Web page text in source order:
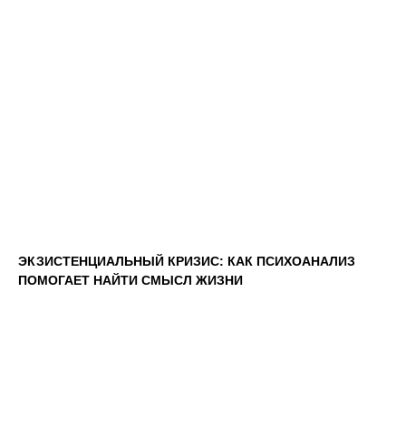
ЭКЗИСТЕНЦИАЛЬНЫЙ КРИЗИС: КАК ПСИХОАНАЛИЗ
ПОМОГАЕТ НАЙТИ СМЫСЛ ЖИЗНИ